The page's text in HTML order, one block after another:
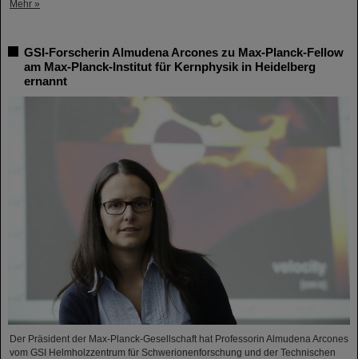
Mehr »
GSI-Forscherin Almudena Arcones zu Max-Planck-Fellow
am Max-Planck-Institut für Kernphysik in Heidelberg
ernannt
Der Präsident der Max-Planck-Gesellschaft hat Professorin Almudena Arcones
vom GSI Helmholzzentrum für Schwerionenforschung und der Technischen